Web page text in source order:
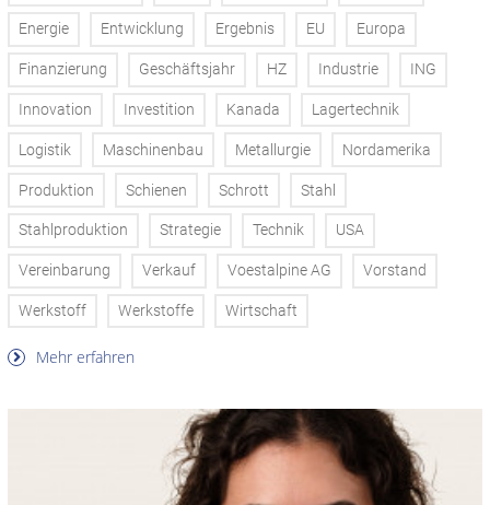
Energie Entwicklung Ergebnis EU Europa
Finanzierung Geschäftsjahr HZ Industrie ING
Innovation Investition Kanada Lagertechnik
Logistik Maschinenbau Metallurgie Nordamerika
Produktion Schienen Schrott Stahl
Stahlproduktion Strategie Technik USA
Vereinbarung Verkauf Voestalpine AG Vorstand
Werkstoff Werkstoffe Wirtschaft
Mehr erfahren